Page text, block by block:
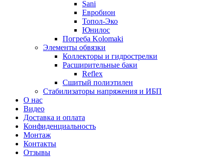
Sani
Евробион
Топол-Эко
Юнилос
Погреба Kolomaki
Элементы обвязки
Коллекторы и гидрострелки
Расширительные баки
Reflex
Сшитый полиэтилен
Стабилизаторы напряжения и ИБП
О нас
Видео
Доставка и оплата
Конфиденциальность
Монтаж
Контакты
Отзывы